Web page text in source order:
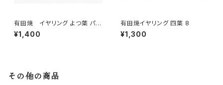
有田焼 イヤリング よつ葉 パー
プル
¥1,400
有田焼イヤリング 四葉 8
¥1,300
その他の商品